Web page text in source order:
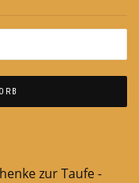
zur Taufe -